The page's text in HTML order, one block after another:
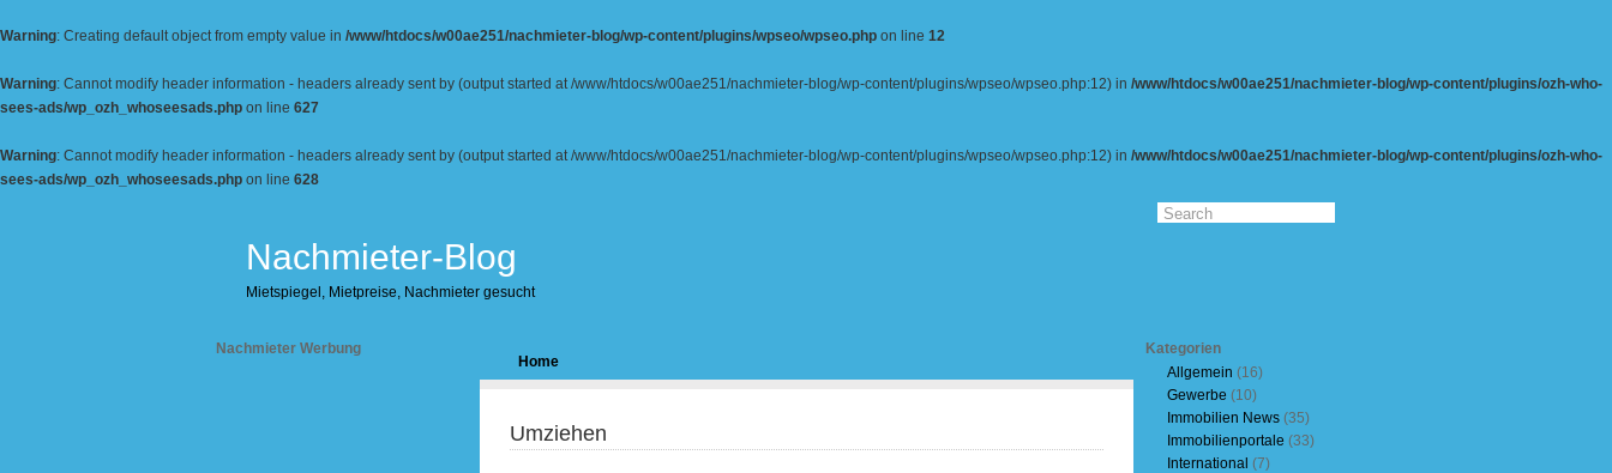
Warning: Creating default object from empty value in /www/htdocs/w00ae251/nachmieter-blog/wp-content/plugins/wpseo/wpseo.php on line 12
Warning: Cannot modify header information - headers already sent by (output started at /www/htdocs/w00ae251/nachmieter-blog/wp-content/plugins/wpseo/wpseo.php:12) in /www/htdocs/w00ae251/nachmieter-blog/wp-content/plugins/ozh-who-
sees-ads/wp_ozh_whoseesads.php on line 627
Warning: Cannot modify header information - headers already sent by (output started at /www/htdocs/w00ae251/nachmieter-blog/wp-content/plugins/wpseo/wpseo.php:12) in /www/htdocs/w00ae251/nachmieter-blog/wp-content/plugins/ozh-who-
sees-ads/wp_ozh_whoseesads.php on line 628
Nachmieter-Blog
Mietspiegel, Mietpreise, Nachmieter gesucht
Nachmieter Werbung
Home
Umziehen
Kategorien
Allgemein (16)
Gewerbe (10)
Immobilien News(35)
Immobilienportale (33)
International (7)